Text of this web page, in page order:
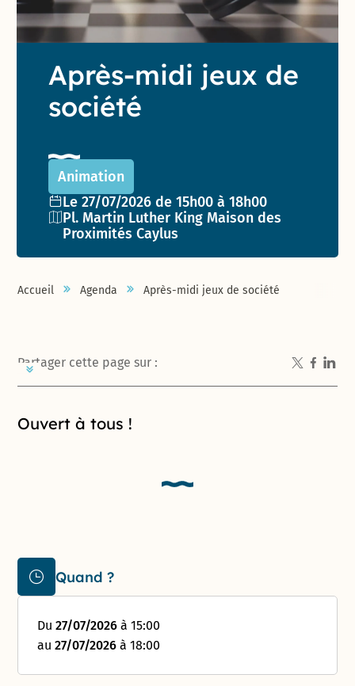
Après-midi jeux de
société
Animation
Date de l'événement :
Le 27/07/2026 de 15h00 à 18h00
Lieu :Pl. Martin Luther King Maison des
Proximités Caylus
Accueil Agenda Après-midi jeux de société
Quand ?
Du27/07/2026 à 15:00
au27/07/2026 à 18:00
Partager cette page sur :
Introduction de la page
Ouvert à tous !